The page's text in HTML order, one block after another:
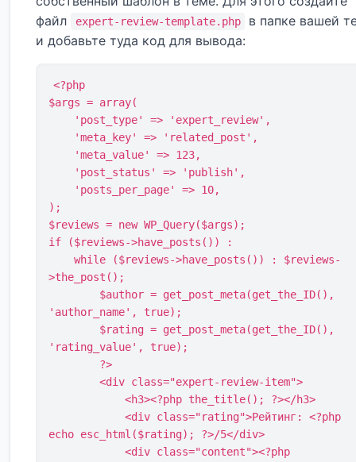
файл
expert-review-template.php
в папке вашей
и добавьте туда код для вывода:
<?php
$args = array(
);
$reviews = new WP_Query($args);
if ($reviews->have_posts()) :
>the_post();
'author_name', true);
'rating_value', true);
echo esc_html($rating); ?>/5</div>